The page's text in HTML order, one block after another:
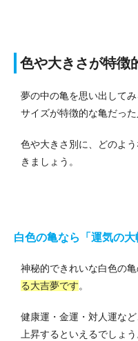
色や大きさが特徴
夢の中の亀を思い出して
サイズが特徴的な亀だっ
色や大きさ別に、どのよ
きましょう。
白色の亀なら「運気の大
神秘的できれいな白色の亀
る大吉夢です。
健康運・金運・対人運な
上昇するといえるでしょう